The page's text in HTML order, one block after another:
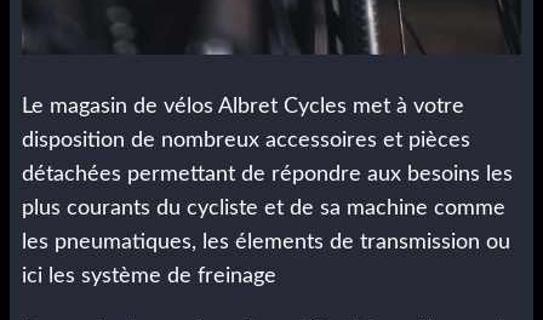
Le magasin de vélos Albret Cycles met à votre
disposition de nombreux accessoires et pièces
détachées permettant de répondre aux besoins les
plus courants du cycliste et de sa machine comme
les pneumatiques, les élements de transmission ou
ici les système de freinage